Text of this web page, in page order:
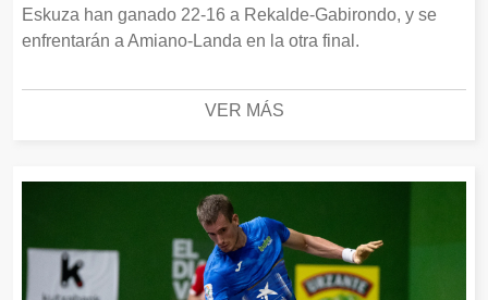
Eskuza han ganado 22-16 a Rekalde-Gabirondo, y se
enfrentarán a Amiano-Landa en la otra final.
VER MÁS